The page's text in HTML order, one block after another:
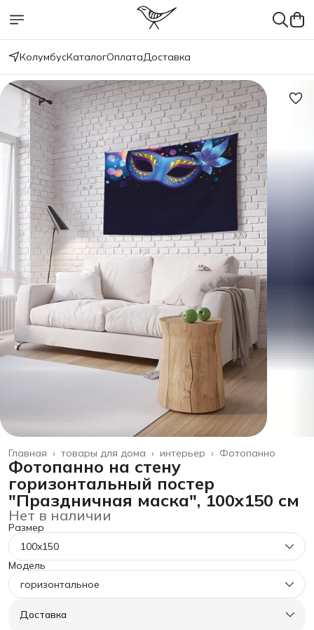
КолумбусКаталогОплатаДоставка
Фотопанно
интерьер ›
товары для дома ›
Главная ›
Фотопанно на стену
горизонтальный постер
"Праздничная маска", 100x150 см
Нет в наличии
Размер
100x150
Модель
горизонтальное
Доставка